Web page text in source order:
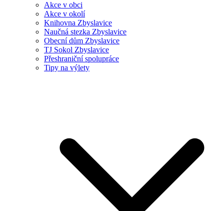
Akce v obci
Akce v okolí
Knihovna Zbyslavice
Naučná stezka Zbyslavice
Obecní dům Zbyslavice
TJ Sokol Zbyslavice
Přeshraniční spolupráce
Tipy na výlety